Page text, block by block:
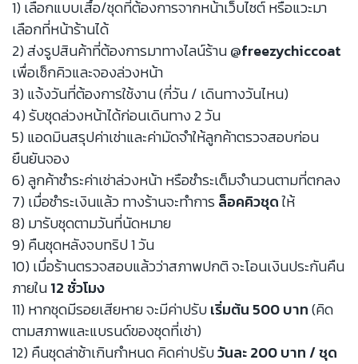
1) เลือกแบบเสื้อ/ชุดที่ต้องการจากหน้าเว็บไซต์ หรือแวะมา
เลือกที่หน้าร้านได้
2) ส่งรูปสินค้าที่ต้องการมาทางไลน์ร้าน@freezychiccoat
เพื่อเช็กคิวและจองล่วงหน้า
3) แจ้งวันที่ต้องการใช้งาน (กี่วัน / เดินทางวันไหน)
4) รับชุดล่วงหน้าได้ก่อนเดินทาง 2 วัน
5) แอดมินสรุปค่าเช่าและค่ามัดจำให้ลูกค้าตรวจสอบก่อน
ยืนยันจอง
6) ลูกค้าชำระค่าเช่าล่วงหน้า หรือชำระเต็มจำนวนตามที่ตกลง
7) เมื่อชำระเงินแล้ว ทางร้านจะทำการล็อคคิวชุดให้
8) มารับชุดตามวันที่นัดหมาย
9) คืนชุดหลังจบทริป 1 วัน
10) เมื่อร้านตรวจสอบแล้วว่าสภาพปกติ จะโอนเงินประกันคืน
ภายใน12 ชั่วโมง
11) หากชุดมีรอยเสียหาย จะมีค่าปรับเริ่มต้น 500 บาท(คิด
ตามสภาพและแบรนด์ของชุดที่เช่า)
12) คืนชุดล่าช้าเกินกำหนด คิดค่าปรับวันละ 200 บาท / ชุด